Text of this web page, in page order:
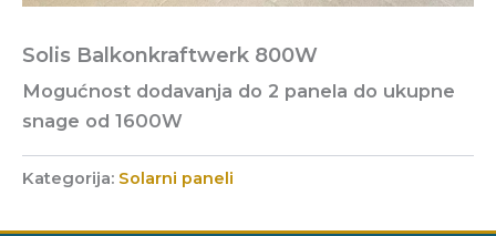
Solis Balkonkraftwerk 800W
Mogućnost dodavanja do 2 panela do ukupne
snage od 1600W
Kategorija: Solarni paneli